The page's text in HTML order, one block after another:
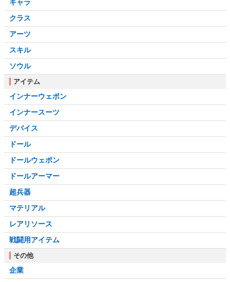
キャラ
クラス
アーツ
スキル
ソウル
アイテム
インナーウェポン
インナースーツ
デバイス
ドール
ドールウェポン
ドールアーマー
超兵器
マテリアル
レアリソース
戦闘用アイテム
その他
企業